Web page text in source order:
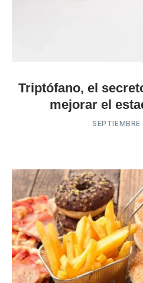
Triptófano, el
mejorar el